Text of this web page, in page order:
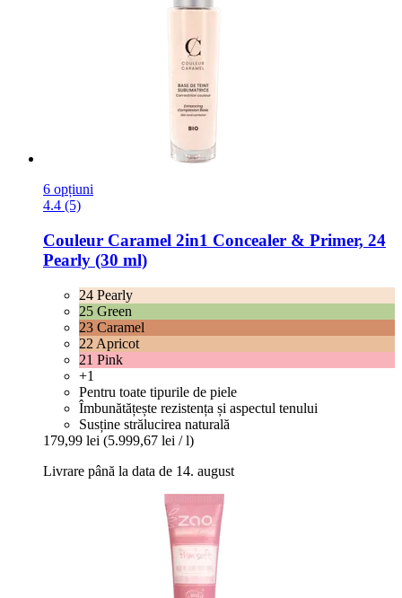
6 opțiuni
4.4 (5)
Couleur Caramel 2in1 Concealer & Primer, 24
Pearly (30 ml)
24 Pearly
25 Green
23 Caramel
22 Apricot
21 Pink
+1
Pentru toate tipurile de piele
Îmbunătățește rezistența și aspectul tenului
Susține strălucirea naturală
179,99 lei (5.999,67 lei / l)
Livrare până la data de 14. august